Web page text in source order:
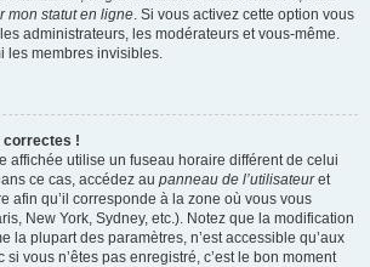
mon statut en ligne. Si vous activez cette option vous
administrateurs, les modérateurs et vous-même.
les membres invisibles.
correctes !
affichée utilise un fuseau horaire différent de celui
ce cas, accédez au panneau de l’utilisateuret
afin qu’il corresponde à la zone où vous vous
New York, Sydney, etc.). Notez que la modification
la plupart des paramètres, n’est accessible qu’aux
vous n’êtes pas enregistré, c’est le bon moment